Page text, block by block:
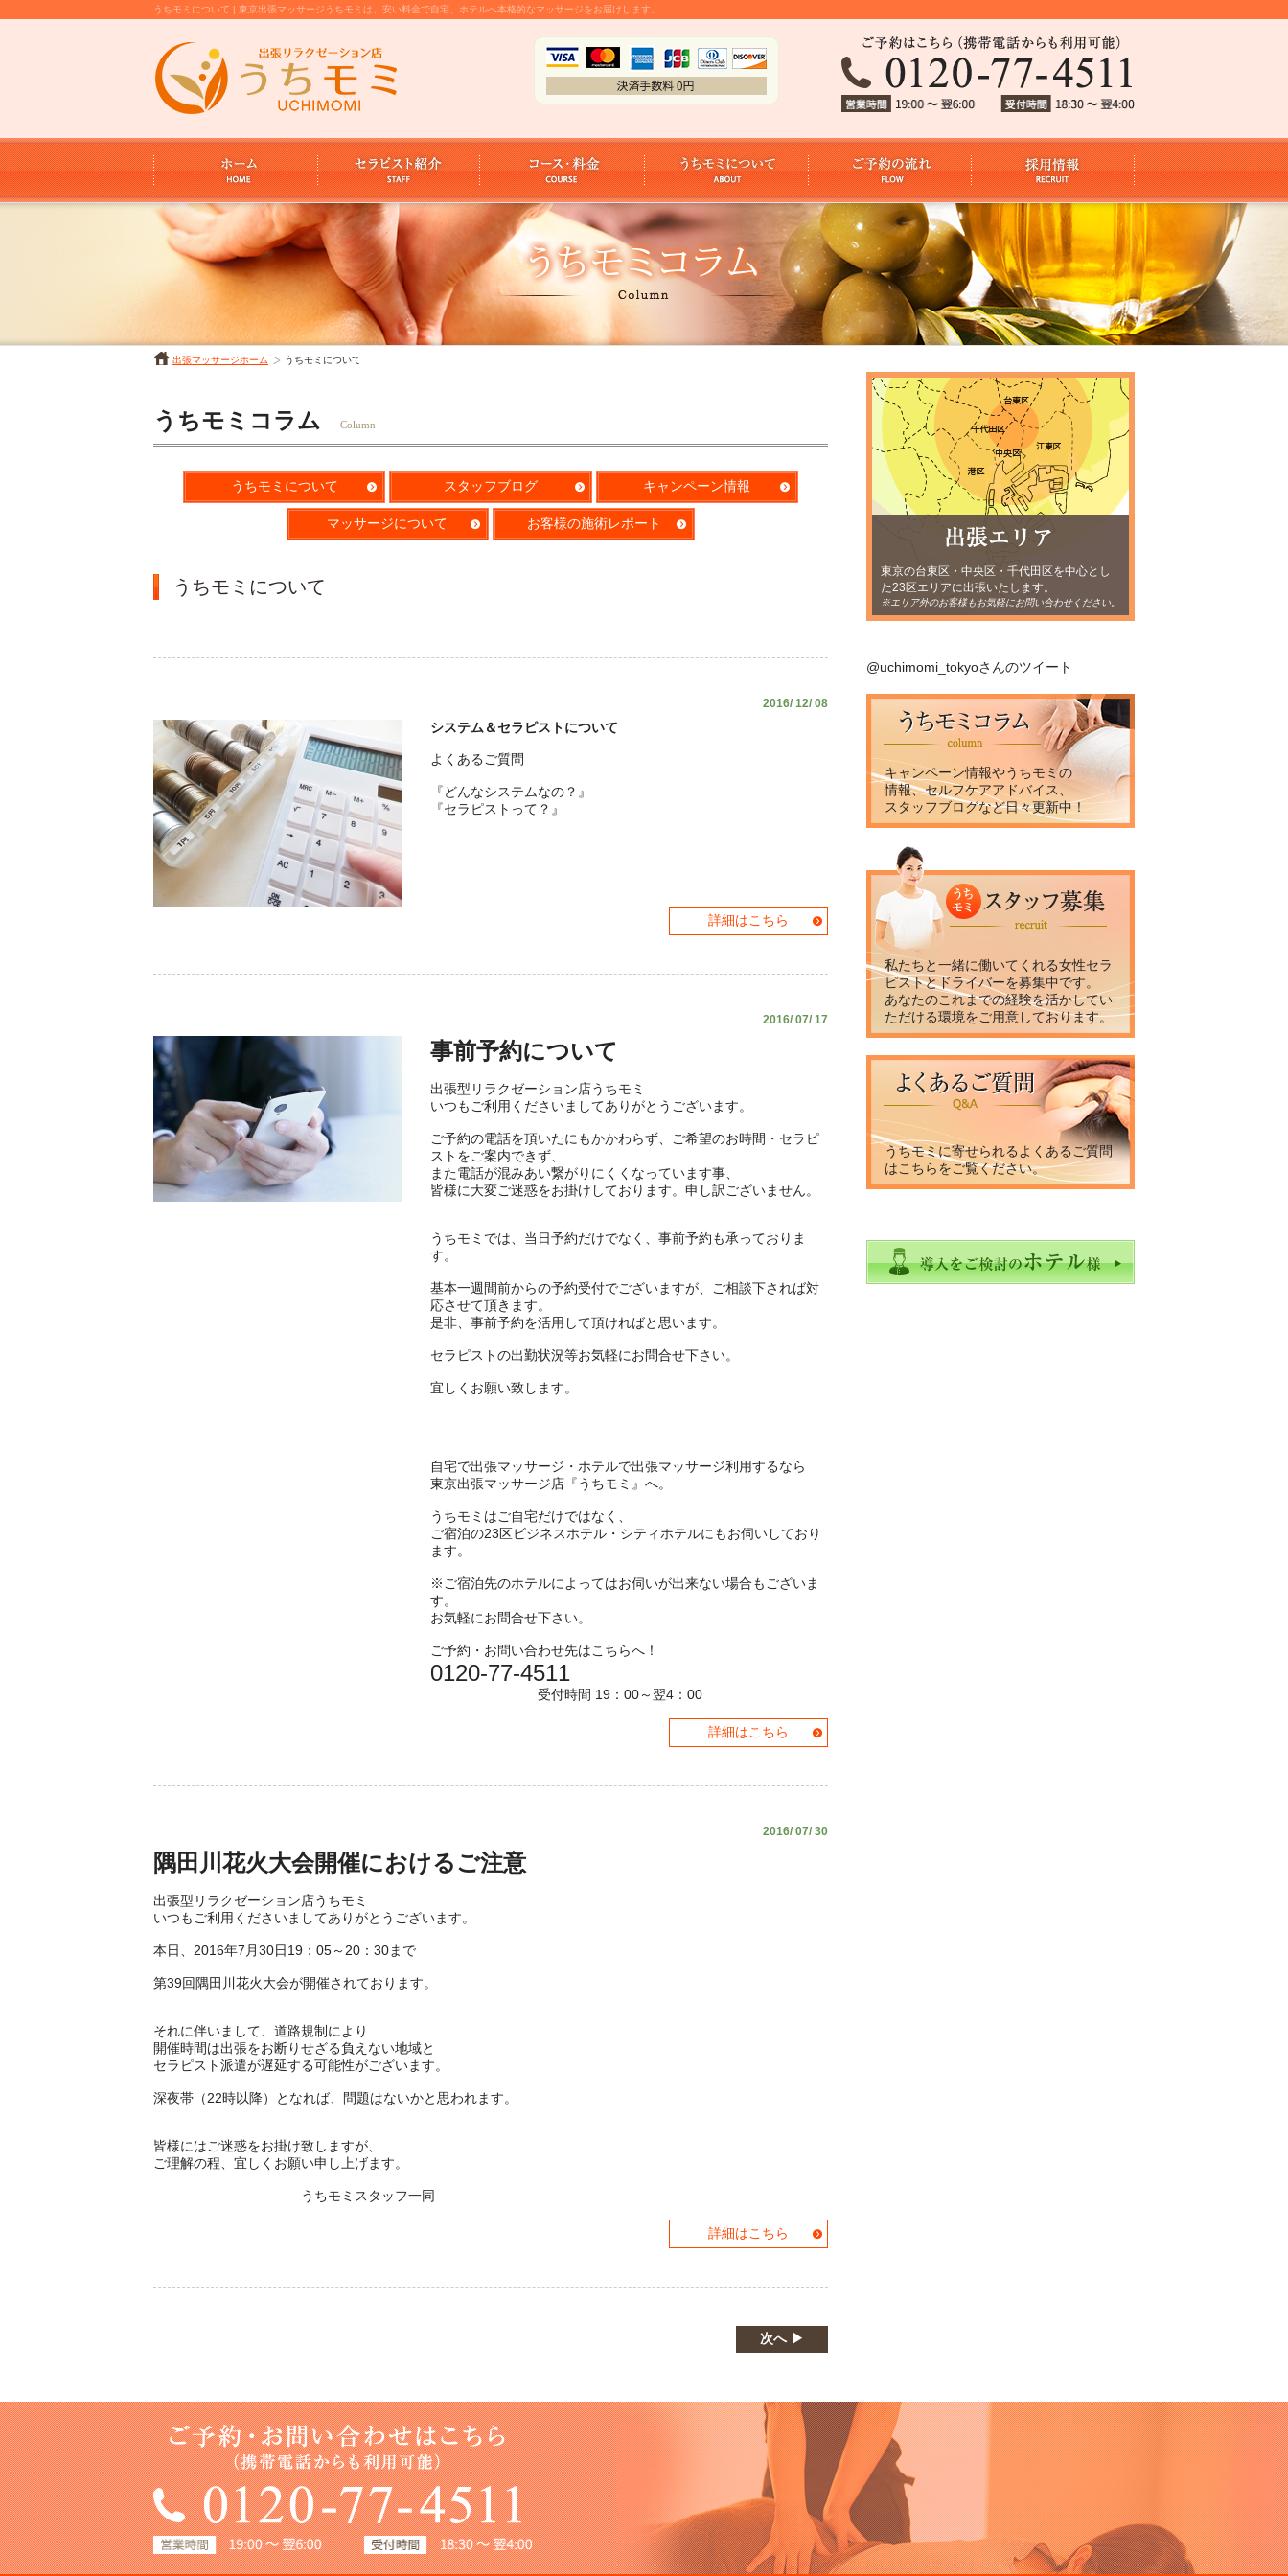
うちモミについて | 東京出張マッサージうちモミは、安い料金で自宅、ホテルへ本格的なマッサージをお届けします。
出張マッサージホーム うちモミについて
うちモミコラム Column
うちモミについて スタッフブログ キャンペーン情報
マッサージについて お客様の施術レポート
うちモミについて
2016/ 12/ 08
システム＆セラピストについて
よくあるご質問
『どんなシステムなの？』
『セラピストって？』
詳細はこちら
2016/ 07/ 17
事前予約について
出張型リラクゼーション店うちモミ
いつもご利用くださいましてありがとうございます。
ご予約の電話を頂いたにもかかわらず、ご希望のお時間・セラピ
ストをご案内できず、
また電話が混みあい繋がりにくくなっています事、
皆様に大変ご迷惑をお掛けしております。申し訳ございません。
うちモミでは、当日予約だけでなく、事前予約も承っておりま
す。
基本一週間前からの予約受付でございますが、ご相談下されば対
応させて頂きます。
是非、事前予約を活用して頂ければと思います。
セラピストの出勤状況等お気軽にお問合せ下さい。
宜しくお願い致します。
自宅で出張マッサージ・ホテルで出張マッサージ利用するなら
東京出張マッサージ店『うちモミ』へ。
うちモミはご自宅だけではなく、
ご宿泊の23区ビジネスホテル・シティホテルにもお伺いしており
ます。
※ご宿泊先のホテルによってはお伺いが出来ない場合もございま
す。
お気軽にお問合せ下さい。
ご予約・お問い合わせ先はこちらへ！
0120-77-4511
受付時間 19：00～翌4：00
詳細はこちら
2016/ 07/ 30
隅田川花火大会開催におけるご注意
出張型リラクゼーション店うちモミ
いつもご利用くださいましてありがとうございます。
本日、2016年7月30日19：05～20：30まで
第39回隅田川花火大会が開催されております。
それに伴いまして、道路規制により
開催時間は出張をお断りせざる負えない地域と
セラピスト派遣が遅延する可能性がございます。
深夜帯（22時以降）となれば、問題はないかと思われます。
皆様にはご迷惑をお掛け致しますが、
ご理解の程、宜しくお願い申し上げます。
うちモミスタッフ一同
詳細はこちら
次へ ▶
東京の台東区・中央区・千代田区を中心とし
た23区エリアに出張いたします。
※エリア外のお客様もお気軽にお問い合わせください。
@uchimomi_tokyoさんのツイート
キャンペーン情報やうちモミの
情報、セルフケアアドバイス、
スタッフブログなど日々更新中！
私たちと一緒に働いてくれる女性セラ
ピストとドライバーを募集中です。
あなたのこれまでの経験を活かしてい
ただける環境をご用意しております。
うちモミに寄せられるよくあるご質問
はこちらをご覧ください。